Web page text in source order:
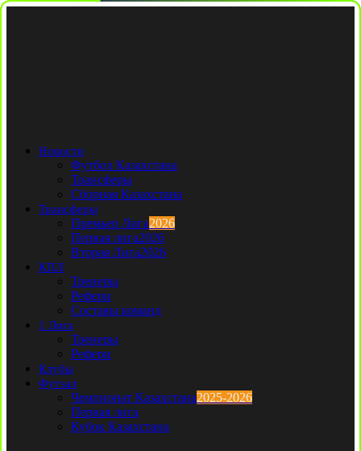
Новости
Футбол Казахстана
Трансферы
Сборная Казахстана
Трансферы
Премьер Лига2026
Первая лига2026
Вторая Лига2026
КПЛ
Тренеры
Рефери
Составы команд
1 Лига
Тренеры
Рефери
Клубы
Футзал
Чемпионат Казахстана2025-2026
Первая лига
Кубок Казахстана